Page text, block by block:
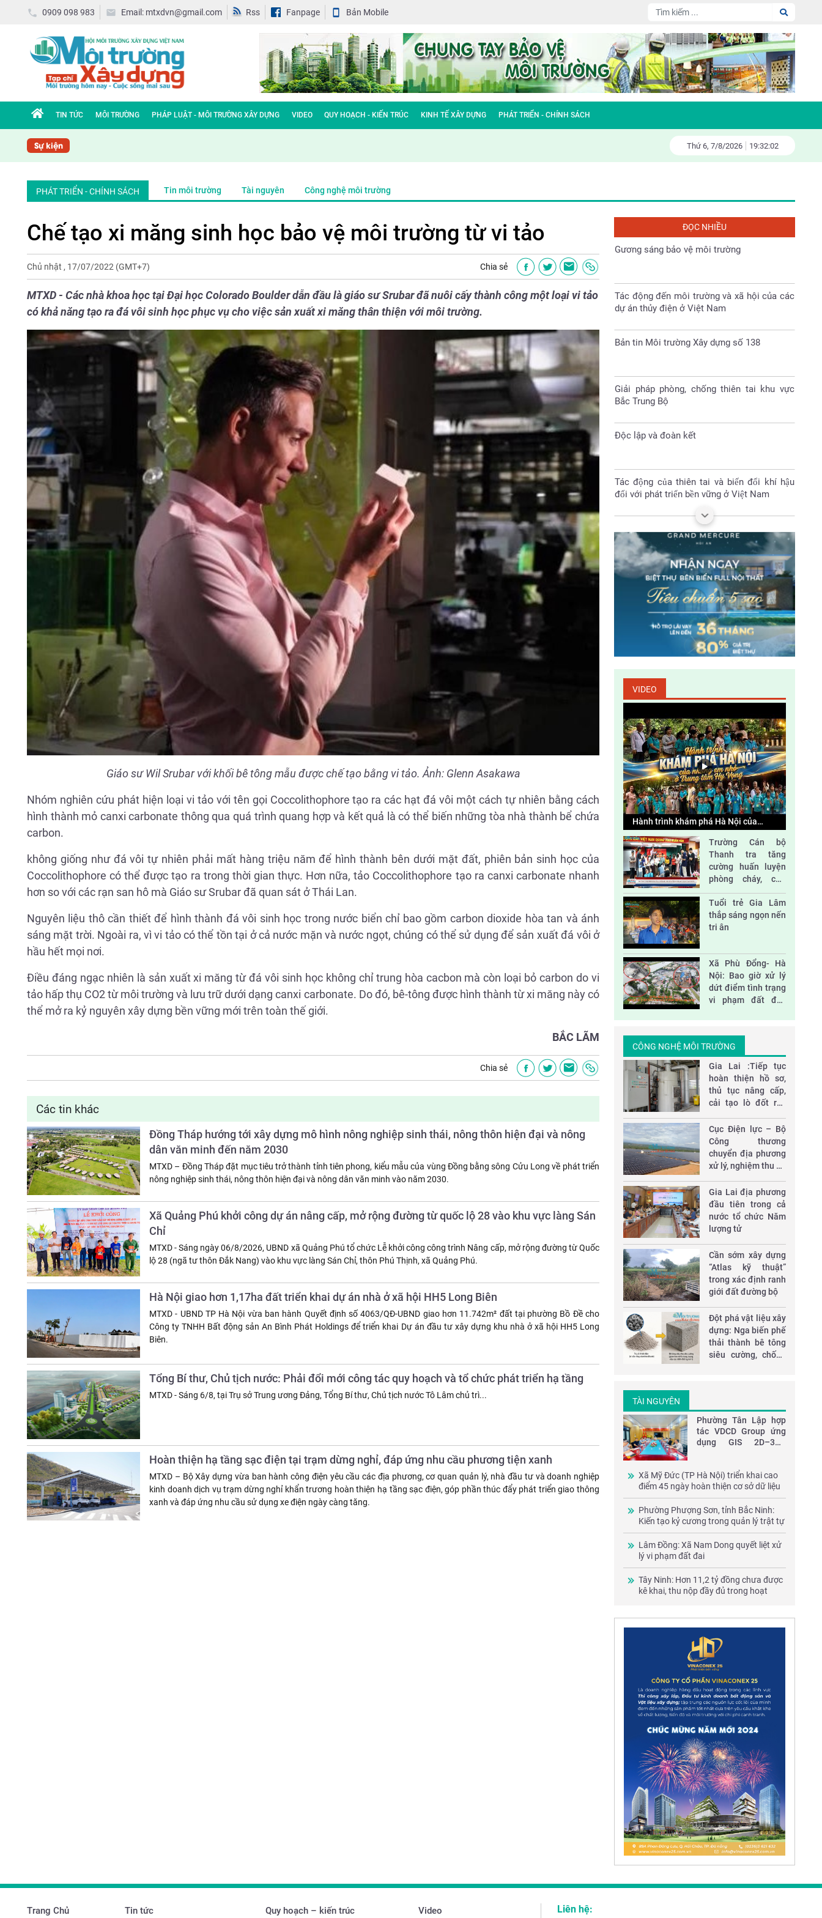
0909 098 983 Email: mtxdvn@gmail.com Rss Fanpage Bản Mobile
TIN TỨC MÔI TRƯỜNG PHÁP LUẬT - MÔI TRƯỜNG XÂY DỰNG VIDEO QUY HOẠCH - KIẾN TRÚC KINH TẾ XÂY DỰNG PHÁT TRIỂN - CHÍNH SÁCH
Sự kiện Thứ 6, 7/8/2026 19:32:03
PHÁT TRIỂN - CHÍNH SÁCH Tin môi trường Tài nguyên Công nghệ môi trường
Chế tạo xi măng sinh học bảo vệ môi trường từ vi tảo
Chủ nhật , 17/07/2022 (GMT+7) Chia sẻ
MTXD - Các nhà khoa học tại Đại học Colorado Boulder dẫn đầu là giáo sư Srubar đã nuôi cấy thành công một loại vi tảo
có khả năng tạo ra đá vôi sinh học phục vụ cho việc sản xuất xi măng thân thiện với môi trường.
Giáo sư Wil Srubar với khối bê tông mẫu được chế tạo bằng vi tảo. Ảnh: Glenn Asakawa
Nhóm nghiên cứu phát hiện loại vi tảo với tên gọi Coccolithophore tạo ra các hạt đá vôi một cách tự nhiên bằng cách
hình thành mỏ canxi carbonate thông qua quá trình quang hợp và kết quả là có thể biến những tòa nhà thành bể chứa
carbon.
không giống như đá vôi tự nhiên phải mất hàng triệu năm để hình thành bên dưới mặt đất, phiên bản sinh học của
Coccolithophore có thể được tạo ra trong thời gian thực. Hơn nữa, tảo Coccolithophore tạo ra canxi carbonate nhanh
hơn so với các rạn san hô mà Giáo sư Srubar đã quan sát ở Thái Lan.
Nguyên liệu thô cần thiết để hình thành đá vôi sinh học trong nước biển chỉ bao gồm carbon dioxide hòa tan và ánh
sáng mặt trời. Ngoài ra, vì vi tảo có thể tồn tại ở cả nước mặn và nước ngọt, chúng có thể sử dụng để sản xuất đá vôi ở
hầu hết mọi nơi.
Điều đáng ngạc nhiên là sản xuất xi măng từ đá vôi sinh học không chỉ trung hòa cacbon mà còn loại bỏ carbon do vi
tảo hấp thụ CO2 từ môi trường và lưu trữ dưới dạng canxi carbonate. Do đó, bê-tông được hình thành từ xi măng này có
thể mở ra kỷ nguyên xây dựng bền vững mới trên toàn thế giới.
BẮC LÃM
Chia sẻ
Các tin khác
Đồng Tháp hướng tới xây dựng mô hình nông nghiệp sinh thái, nông thôn hiện đại và nông
dân văn minh đến năm 2030
MTXD – Đồng Tháp đặt mục tiêu trở thành tỉnh tiên phong, kiểu mẫu của vùng Đồng bằng sông Cửu Long về phát triển
nông nghiệp sinh thái, nông thôn hiện đại và nông dân văn minh vào năm 2030.
Xã Quảng Phú khởi công dự án nâng cấp, mở rộng đường từ quốc lộ 28 vào khu vực làng Sán
Chỉ
MTXD - Sáng ngày 06/8/2026, UBND xã Quảng Phú tổ chức Lễ khởi công công trình Nâng cấp, mở rộng đường từ Quốc
lộ 28 (ngã tư thôn Đắk Nang) vào khu vực làng Sán Chỉ, thôn Phú Thịnh, xã Quảng Phú.
Hà Nội giao hơn 1,17ha đất triển khai dự án nhà ở xã hội HH5 Long Biên
MTXD - UBND TP Hà Nội vừa ban hành Quyết định số 4063/QĐ-UBND giao hơn 11.742m² đất tại phường Bồ Đề cho
Công ty TNHH Bất động sản An Bình Phát Holdings để triển khai Dự án đầu tư xây dựng khu nhà ở xã hội HH5 Long
Biên.
Tổng Bí thư, Chủ tịch nước: Phải đổi mới công tác quy hoạch và tổ chức phát triển hạ tầng
MTXD - Sáng 6/8, tại Trụ sở Trung ương Đảng, Tổng Bí thư, Chủ tịch nước Tô Lâm chủ trì...
Hoàn thiện hạ tầng sạc điện tại trạm dừng nghỉ, đáp ứng nhu cầu phương tiện xanh
MTXD – Bộ Xây dựng vừa ban hành công điện yêu cầu các địa phương, cơ quan quản lý, nhà đầu tư và doanh nghiệp
kinh doanh dịch vụ trạm dừng nghỉ khẩn trương hoàn thiện hạ tầng sạc điện, góp phần thúc đẩy phát triển giao thông
xanh và đáp ứng nhu cầu sử dụng xe điện ngày càng tăng.
ĐỌC NHIỀU
Nhà vách kính lớn- sát thủ năng lượng
Đại hội Hội nông dân huyện Sóc Sơn nhiệm
kỳ 2023-2028
Fiesta – đa tầng kinh doanh – đa tầng
Gương sáng bảo vệ môi trường
Tác động đến môi trường và xã hội của các
Bản tin Môi trường Xây dựng số 138
Giải pháp phòng, chống thiên tai khu vực
Độc lập và đoàn kết
Tác động của thiên tai và biến đổi khí hậu
Nhà vách kính lớn- sát thủ năng lượng
Đại hội Hội nông dân huyện Sóc Sơn nhiệm
kỳ 2023-2028
Làm gì để bảo vệ tài nguyên thiên nhiên và
môi trường sống
Fiesta – đa tầng kinh doanh – đa tầng
Gương sáng bảo vệ môi trường
Tác động đến môi trường và xã hội của các
dự án thủy điện ở Việt Nam
Bản tin Môi trường Xây dựng số 138
Giải pháp phòng, chống thiên tai khu vực
Bắc Trung Bộ
Độc lập và đoàn kết
Tác động của thiên tai và biến đổi khí hậu
đối với phát triển bền vững ở Việt Nam
Nhà vách kính lớn- sát thủ năng lượng
Đại hội Hội nông dân huyện Sóc Sơn nhiệm
kỳ 2023-2028
VIDEO
Hành trình khám phá Hà Nội của
Trường Cán bộ
Thanh tra tăng
cường huấn luyện
phòng cháy, cứu
nạn và sơ cấp cứu
Tuổi trẻ Gia Lâm
thắp sáng ngọn nến
tri ân
Xã Phù Đổng- Hà
Nội: Bao giờ xử lý
dứt điểm tình trạng
vi phạm đất đai,
CÔNG NGHỆ MÔI TRƯỜNG
​Gia Lai :Tiếp tục
hoàn thiện hồ sơ,
thủ tục nâng cấp,
cải tạo lò đốt rác
Cục Điện lực – Bộ
Công thương
chuyển địa phương
xử lý, nghiệm thu 10
Gia Lai địa phương
đầu tiên trong cả
nước tổ chức Năm
lượng tử
Cần sớm xây dựng
“Atlas kỹ thuật”
trong xác định ranh
giới đất đường bộ
Đột phá vật liệu xây
dựng: Nga biến phế
thải thành bê tông
siêu cường, chống
TÀI NGUYÊN
Phường Tân Lập hợp
tác VDCD Group ứng
dụng GIS 2D–3D–
Xã Mỹ Đức (TP Hà Nội) triển khai cao
điểm 45 ngày hoàn thiện cơ sở dữ liệu
đất đai và 100 ngày chuyển đổi số
Phường Phượng Sơn, tỉnh Bắc Ninh:
Kiến tạo kỷ cương trong quản lý trật tự
xây dựng, tài nguyên và môi trường
Lâm Đồng: Xã Nam Dong quyết liệt xử
lý vi phạm đất đai
Tây Ninh: Hơn 11,2 tỷ đồng chưa được
kê khai, thu nộp đầy đủ trong hoạt
Trang Chủ Tin tức Quy hoạch – kiến trúc Video Liên hệ: